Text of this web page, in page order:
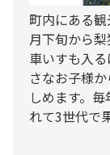
町内にある
月下旬から梨
車いすも入
さなお子様
しめます。
れて3世代で